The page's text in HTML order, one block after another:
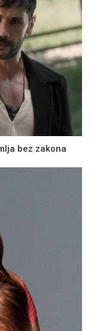
bez zakona